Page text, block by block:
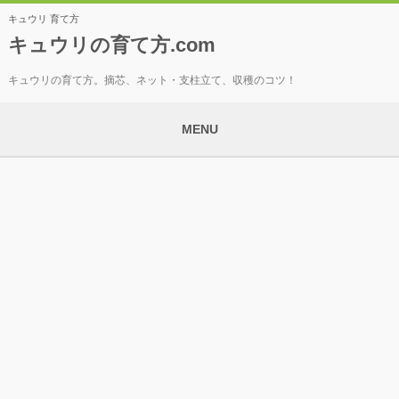
キュウリ 育て方
キュウリの育て方.com
キュウリの育て方。摘芯、ネット・支柱立て、収穫のコツ！
MENU